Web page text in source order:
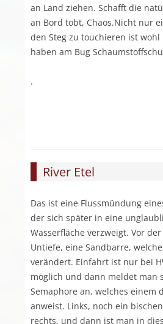
an Land ziehen. Schafft die
an Bord tobt, Chaos.Nicht nur
den Steg zu touchieren ist
haben am Bug
.
River Etel
Das ist eine Flussmündung
der sich später in eine
Wasserfläche verzweigt. Vor
Untiefe, eine Sandbarre,
verändert. Einfahrt ist nur bei
möglich und dann meldet man
Semaphore an, welches einem
anweist. Links, noch ein
rechts, und dann ist man in